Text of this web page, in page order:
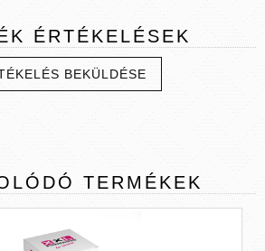
ÉRTÉKELÉSEK
BEKÜLDÉSE
TERMÉKEK